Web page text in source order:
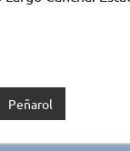
Peñarol